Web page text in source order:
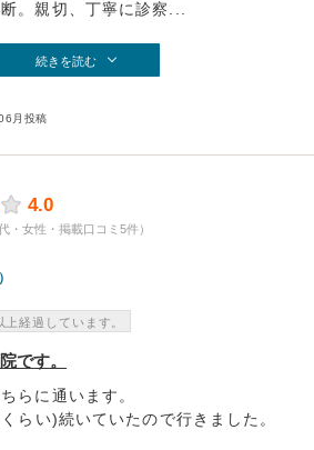
。親切、丁寧に診察...
続きを読む
月投稿
4.0
・女性・掲載口コミ5件）
経過しています。
です。
らに通います。
らい)続いていたので行きました。